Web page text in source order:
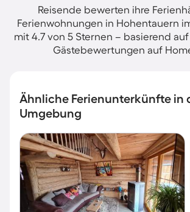
Reisende bewerten ihre
Ferienwohnungen in Hohentauern
mit 4.7 von 5 Sternen – basierend
Gästebewertungen auf
Ähnliche Ferienunterkünfte in
Umgebung